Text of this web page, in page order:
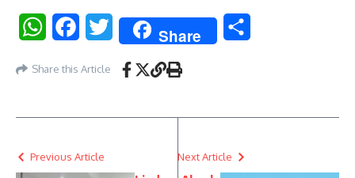
WhatsAppFacebookTwitter Share
Share this Article
Previous Article Next Article